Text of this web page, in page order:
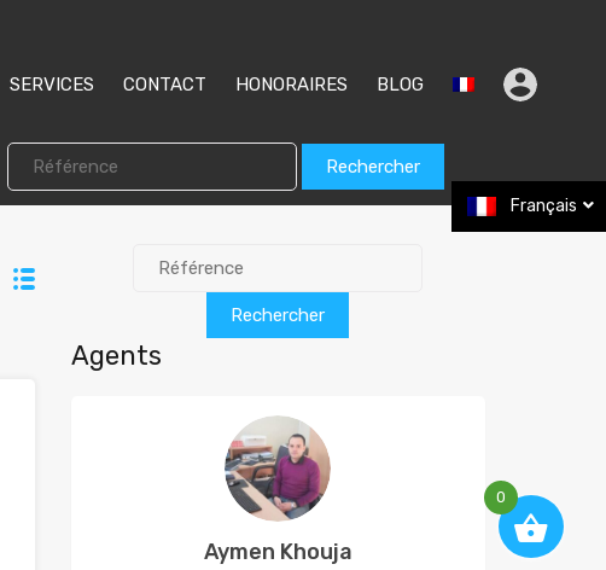
SERVICES CONTACT HONORAIRES BLOG
Rechercher
Rechercher
Agents
Aymen Khouja
Français
0